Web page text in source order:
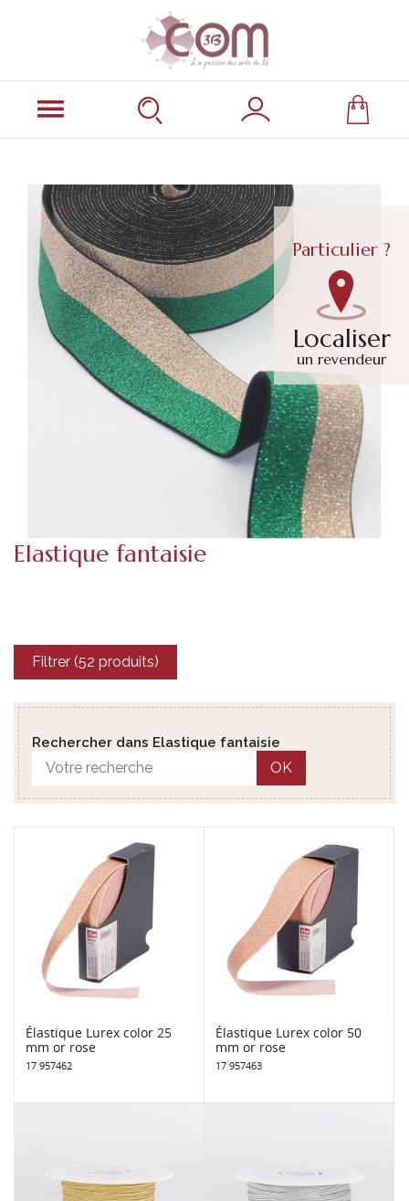
Particulier ?
Localiser
un revendeur
Elastique fantaisie
Filtrer (52 produits)
Rechercher dans Elastique fantaisie
OK
Élastique Lurex color 25
mm or rose
17 957462
Élastique Lurex color 50
mm or rose
17 957463